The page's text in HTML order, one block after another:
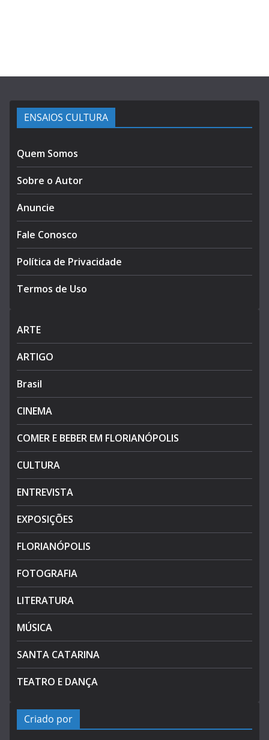
ENSAIOS CULTURA
Quem Somos
Sobre o Autor
Anuncie
Fale Conosco
Política de Privacidade
Termos de Uso
ARTE
ARTIGO
Brasil
CINEMA
COMER E BEBER EM FLORIANÓPOLIS
CULTURA
ENTREVISTA
EXPOSIÇÕES
FLORIANÓPOLIS
FOTOGRAFIA
LITERATURA
MÚSICA
SANTA CATARINA
TEATRO E DANÇA
Criado por